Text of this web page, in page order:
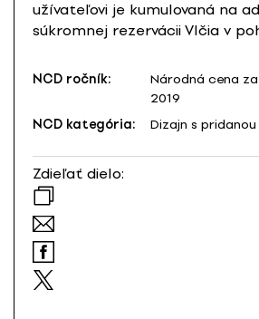
užívateľovi je kumulovaná na
súkromnej rezervácii Vlčia v
NCD ročník:
Národná cena
2019
NCD kategória:
Dizajn s
Zdieľať dielo: